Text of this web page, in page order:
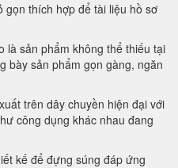
gọn thích hợp để tài liệu hồ sơ
là sản phẩm không thể thiếu tại
bày sản phẩm gọn gàng, ngăn
trên dây chuyền hiện đại với
công dụng khác nhau đang
kế để đựng súng đáp ứng